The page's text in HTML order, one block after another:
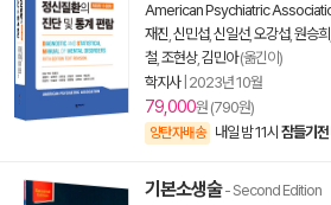
American Psychiatric
재진 신민섭, 신일선, 오강섭, 원승희
철 조현상, 김민아(옮긴이)
학지사| 2023년 10월
79,000원 (790원)
양탄자배송 내일 밤 11시 잠들기
기본소생술- Second Edition